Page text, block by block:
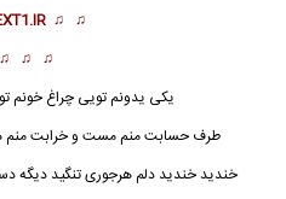
♫ ♫
♫ ♫
یکی یدونم تویی چراغ خونم
طرف حسابت منم مست و خرابت منم
خندید خندید دلم هرجوری تنگید دیگه